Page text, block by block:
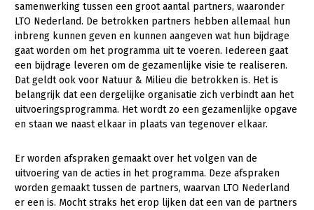
samenwerking tussen een groot aantal partners, waaronder
LTO Nederland. De betrokken partners hebben allemaal hun
inbreng kunnen geven en kunnen aangeven wat hun bijdrage
gaat worden om het programma uit te voeren. Iedereen gaat
een bijdrage leveren om de gezamenlijke visie te realiseren.
Dat geldt ook voor Natuur & Milieu die betrokken is. Het is
belangrijk dat een dergelijke organisatie zich verbindt aan het
uitvoeringsprogramma. Het wordt zo een gezamenlijke opgave
en staan we naast elkaar in plaats van tegenover elkaar.
Er worden afspraken gemaakt over het volgen van de
uitvoering van de acties in het programma. Deze afspraken
worden gemaakt tussen de partners, waarvan LTO Nederland
er een is. Mocht straks het erop lijken dat een van de partners